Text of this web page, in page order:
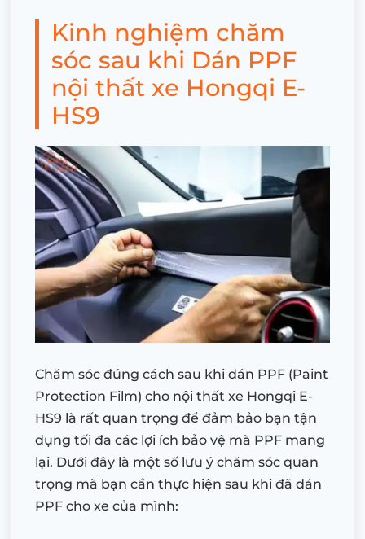
Kinh nghiệm chăm
sóc sau khi Dán PPF
nội thất xe Hongqi E-
HS9
Chăm sóc đúng cách sau khi dán PPF (Paint
Protection Film) cho nội thất xe Hongqi E-
HS9 là rất quan trọng để đảm bảo bạn tận
dụng tối đa các lợi ích bảo vệ mà PPF mang
lại. Dưới đây là một số lưu ý chăm sóc quan
trọng mà bạn cần thực hiện sau khi đã dán
PPF cho xe của mình: